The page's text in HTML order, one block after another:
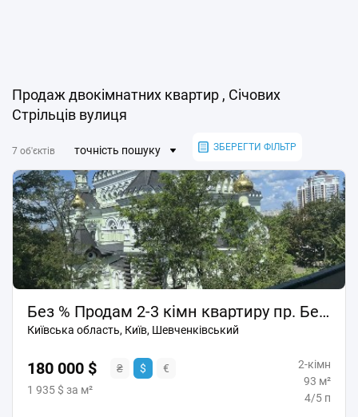
Продаж двокімнатних квартир , Січових
Стрільців вулиця
7 об'єктів точність пошуку ЗБЕРЕГТИ ФІЛЬТР
Без % Продам 2-3 кімн квартиру пр. Бехтерівський 13А Січових Стрільців
Київська область, Київ, Шевченківський
180 000 $ ₴ $
€
1 935 $ за м²
2-кімн
93 м²
4/5 п